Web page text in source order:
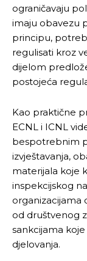
ograničavaju
imaju obavezu
principu,
regulisati kroz
dijelom
postojeća
Kao praktične
ECNL i ICNL
bespotrebnim
izvještavanja,
materijala koje
inspekcijskog
organizacijama
od društvenog
sankcijama
djelovanja.